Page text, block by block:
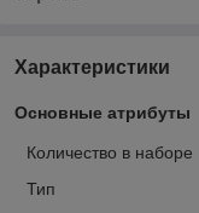
Характеристики
Основные атрибуты
Количество в наборе
Тип